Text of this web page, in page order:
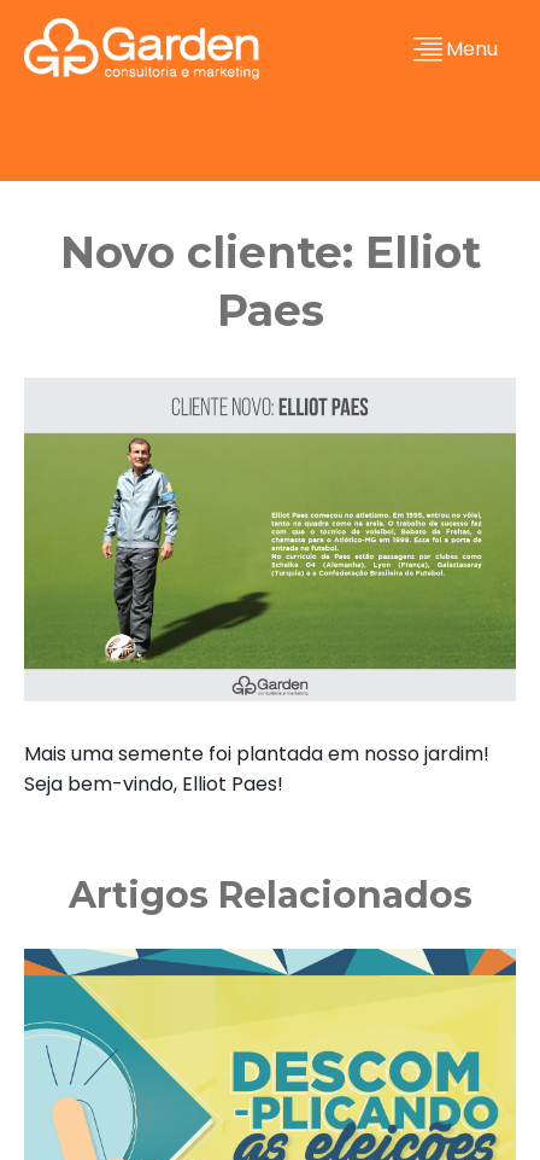
Menu
Novo cliente: Elliot
Paes
Mais uma semente foi plantada em nosso jardim!
Seja bem-vindo, Elliot Paes!
Artigos Relacionados